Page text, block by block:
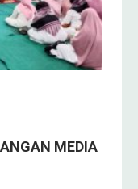
MEDIA